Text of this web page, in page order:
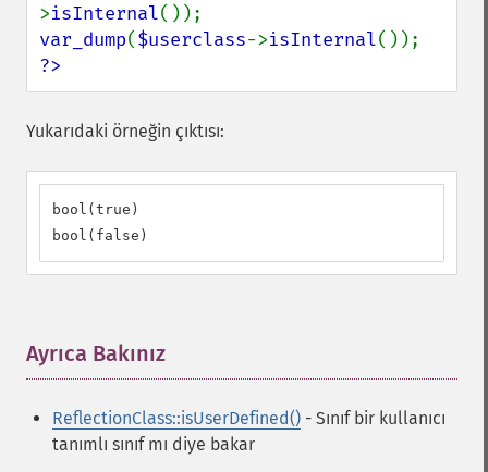
>isInternal
var_dump($userclass->isInternal
?>
Yukarıdaki örneğin çıktısı:
bool(true)
bool(false)
Ayrıca Bakınız
ReflectionClass::isUserDefined() - Sınıf bir kullanıcı
tanımlı sınıf mı diye bakar